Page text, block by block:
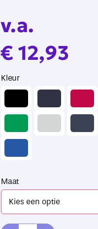
v.a.
€ 12,93
Kleur
Maat